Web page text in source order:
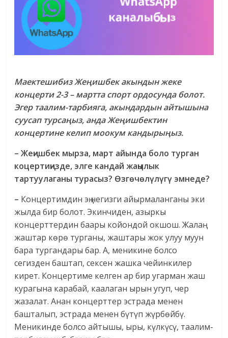
Маектешибиз Жеңишбек акындын жеке
концерти 2-3 – мартта спорт ордосунда болот.
Эгер таалим-тарбияга, акындардын айтышына
суусап турсаңыз, анда Жеңишбектин
концертине келип моокум кандырыңыз.
– Жеңишбек мырза, март айында боло турган
коцертиңизде, элге кандай жаңылык
тартуулаганы турасыз? Өзгөчөлүлүгү эмнеде?
– Концертимдин эң негизги айырмаланганы эки
жылда бир болот. Экинчиден, азыркы
концерттердин баары койондой окшош. Жалаң
жаштар көрө турганы, жаштары жок улуу муун
бара тургандары бар. А, меникине болсо
сегизден баштап, сексен жашка чейинкилер
кирет. Концертиме келген ар бир угарман жаш
курагына карабай, каалаган ырын угуп, чер
жазалат. Анан концерттер эстрада менен
башталып, эстрада менен бүтүп жүрбөйбү.
Меникинде болсо айтышы, ыры, күлкүсү, таалим-